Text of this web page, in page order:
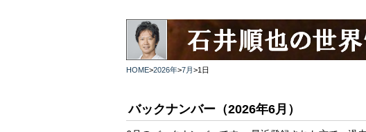
HOME>2026年>7月 >1日
バックナンバー（2026年6月）